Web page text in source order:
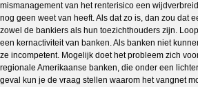
mismanagement van het renterisico een
nog geen weet van heeft. Als dat zo is, dan zou dat
zowel de bankiers als hun toezichthouders zijn.
een kernactiviteit van banken. Als banken niet
ze incompetent. Mogelijk doet het probleem zich
regionale Amerikaanse banken, die onder een
geval kun je de vraag stellen waarom het vangnet